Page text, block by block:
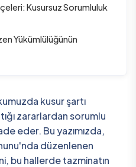
Kusursuz Sorumluluk
Yükümlülüğünün
kusur şartı
zararlardan sorumlu
eder. Bu yazımızda,
düzenlenen
bu hallerde tazminatın